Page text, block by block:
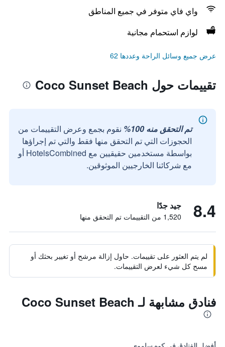
واي فاي متوفر في جميع المناطق
لوازم استحمام مجانية
عرض جميع وسائل الراحة وعددها 62
تقييمات حول Coco Sunset Beach
تم التحقق منه 100%
نقوم بجمع وعرض التقييمات من
الحجوزات التي تم التحقق منها فقط والتي تم إجراؤها
بواسطة مستخدمين حقيقيين مع HotelsCombined أو
مع شركائنا الخارجيين الموثوقين.
8.4 جيد جدًا
1,520 من التقييمات تم التحقق منها
لم يتم العثور على تقييمات. حاول إزالة مرشح أو تغيير بحثك أو
مسح كل شيء لعرض التقييمات.
فنادق مشابهة لـ Coco Sunset Beach